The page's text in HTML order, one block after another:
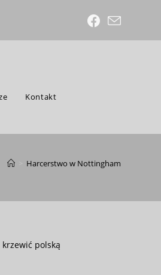
Kontakt
Harcerstwo w Nottingham
polską